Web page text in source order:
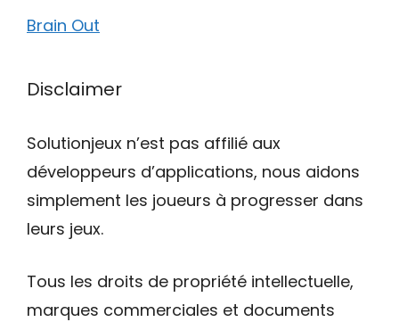
Brain Out
Disclaimer
Solutionjeux n’est pas affilié aux
développeurs d’applications, nous aidons
simplement les joueurs à progresser dans
leurs jeux.
Tous les droits de propriété intellectuelle,
marques commerciales et documents